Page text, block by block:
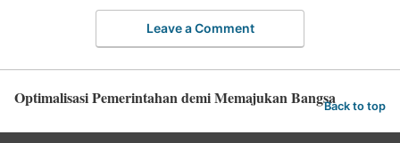
Leave a Comment
Optimalisasi Pemerintahan demi Memajukan BangsaBack to top